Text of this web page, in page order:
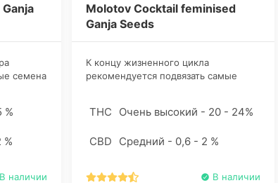
семена
%
В наличии
Molotov Cocktail feminised
Ganja Seeds
К концу жизненного цикла
рекомендуется подвязать самые
тяжестью бутонов. В имени стрейна
конечного продукта.
THC Очень высокий - 20 - 24%
CBD Средний - 0,6 - 2 %
В наличии